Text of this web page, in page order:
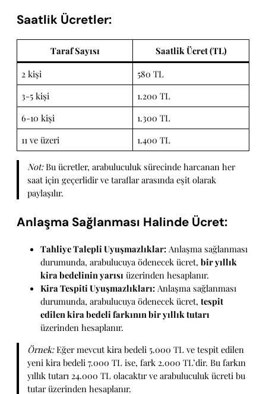
Saatlik Ücretler:
Taraf Sayısı
Saatlik Ücret (TL)
2 kişi
580 TL
3-5 kişi
1.200 TL
6-10 kişi
1.300 TL
11 ve üzeri
1.400 TL
Not:Bu ücretler, arabuluculuk sürecinde harcanan her
saat için geçerlidir ve taraflar arasında eşit olarak
paylaşılır.
Anlaşma Sağlanması Halinde Ücret:
Tahliye Talepli Uyuşmazlıklar: Anlaşma sağlanması
durumunda, arabulucuya ödenecek ücret, bir yıllık
kira bedelinin yarısı üzerinden hesaplanır.
Kira Tespiti Uyuşmazlıkları: Anlaşma sağlanması
durumunda, arabulucuya ödenecek ücret, tespit
edilen kira bedeli farkının bir yıllık tutarı
üzerinden hesaplanır.
Örnek:Eğer mevcut kira bedeli 5.000 TL ve tespit edilen
yeni kira bedeli 7.000 TL ise, fark 2.000 TL’dir. Bu farkın
yıllık tutarı 24.000 TL olacaktır ve arabuluculuk ücreti bu
tutar üzerinden hesaplanır.